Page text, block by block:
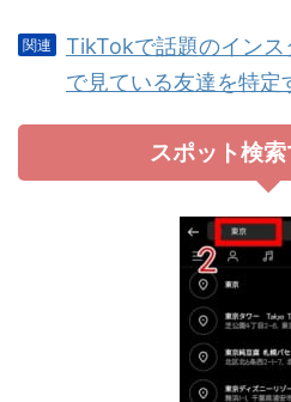
TikTokで話題のイン
で見ている友達を特定
スポット検